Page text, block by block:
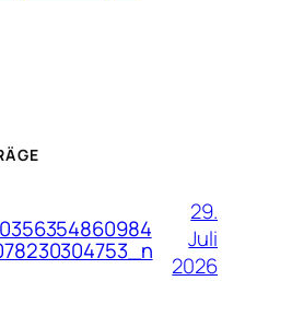
29.
Juli
2026